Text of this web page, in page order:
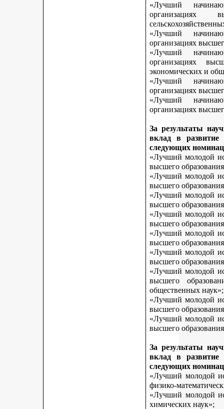
«Лучший
организациях
«Лучший
организациях
«Лучший
организациях
экономических и
«Лучший
организациях
«Лучший
организациях
За результаты
вклад в развитие
следующих
«Лучший молодой
высшего
«Лучший молодой
высшего
«Лучший молодой
высшего
«Лучший молодой
высшего
«Лучший молодой
высшего
«Лучший молодой
высшего
«Лучший молодой
высшего
общественных наук»;
«Лучший молодой
высшего
«Лучший молодой
высшего
За результаты
вклад в развитие
следующих
«Лучший молодой
физико-
«Лучший молодой
химических наук»;